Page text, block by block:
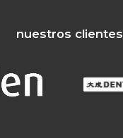
nuestros clientes